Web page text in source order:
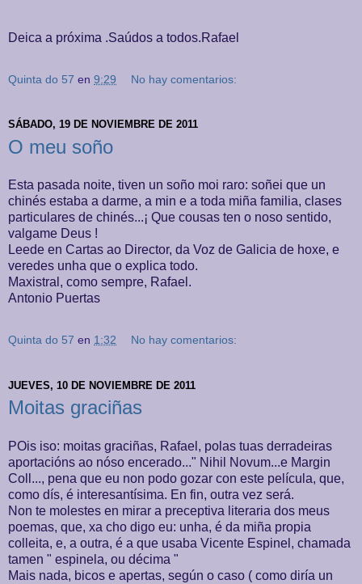
Deica a próxima .Saúdos a todos.Rafael
Quinta do 57 en 9:29 No hay comentarios:
SÁBADO, 19 DE NOVIEMBRE DE 2011
O meu soño
Esta pasada noite, tiven un soño moi raro: soñei que un
chinés estaba a darme, a min e a toda miña familia, clases
particulares de chinés...¡ Que cousas ten o noso sentido,
valgame Deus !
Leede en Cartas ao Director, da Voz de Galicia de hoxe, e
veredes unha que o explica todo.
Maxistral, como sempre, Rafael.
Antonio Puertas
Quinta do 57 en 1:32 No hay comentarios:
JUEVES, 10 DE NOVIEMBRE DE 2011
Moitas graciñas
POis iso: moitas graciñas, Rafael, polas tuas derradeiras
aportacións ao nóso encerado..." Nihil Novum...e Margin
Coll..., pena que eu non podo gozar con este película, que,
como dís, é interesantísima. En fin, outra vez será.
Non te molestes en mirar a preceptiva literaria dos meus
poemas, que, xa cho digo eu: unha, é da miña propia
colleita, e, a outra, é a que usaba Vicente Espinel, chamada
tamen " espinela, ou décima "
Mais nada, bicos e apertas, según o caso ( como diría un